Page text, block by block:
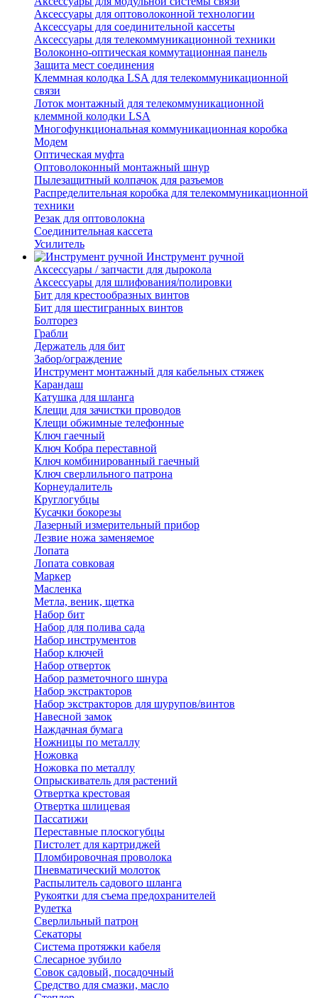
Аксессуары для оптоволоконной технологии
Аксессуары для соединительной кассеты
Аксессуары для телекоммуникационной техники
Волоконно-оптическая коммутационная панель
Защита мест соединения
Клеммная колодка LSA для телекоммуникационной
связи
Лоток монтажный для телекоммуникационной
клеммной колодки LSA
Многофункциональная коммуникационная коробка
Модем
Оптическая муфта
Оптоволоконный монтажный шнур
Пылезащитный колпачок для разъемов
Распределительная коробка для телекоммуникационной
техники
Резак для оптоволокна
Соединительная кассета
Усилитель
Инструмент ручной
Аксессуары / запчасти для дырокола
Аксессуары для шлифования/полировки
Бит для крестообразных винтов
Бит для шестигранных винтов
Болторез
Грабли
Держатель для бит
Забор/ограждение
Инструмент монтажный для кабельных стяжек
Карандаш
Катушка для шланга
Клещи для зачистки проводов
Клещи обжимные телефонные
Ключ гаечный
Ключ Кобра переставной
Ключ комбинированный гаечный
Ключ сверлильного патрона
Корнеудалитель
Круглогубцы
Кусачки бокорезы
Лазерный измерительный прибор
Лезвие ножа заменяемое
Лопата
Лопата совковая
Маркер
Масленка
Метла, веник, щетка
Набор бит
Набор для полива сада
Набор инструментов
Набор ключей
Набор отверток
Набор разметочного шнура
Набор экстракторов
Набор экстракторов для шурупов/винтов
Навесной замок
Наждачная бумага
Ножницы по металлу
Ножовка
Ножовка по металлу
Опрыскиватель для растений
Отвертка крестовая
Отвертка шлицевая
Пассатижи
Переставные плоскогубцы
Пистолет для картриджей
Пломбировочная проволока
Пневматический молоток
Распылитель садового шланга
Рукоятки для съема предохранителей
Рулетка
Сверлильный патрон
Секаторы
Система протяжки кабеля
Слесарное зубило
Совок садовый, посадочный
Средство для смазки, масло